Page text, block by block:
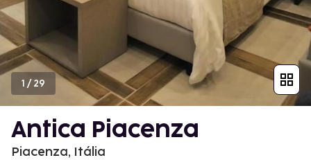
1 /29
Antica Piacenza
Piacenza, Itália